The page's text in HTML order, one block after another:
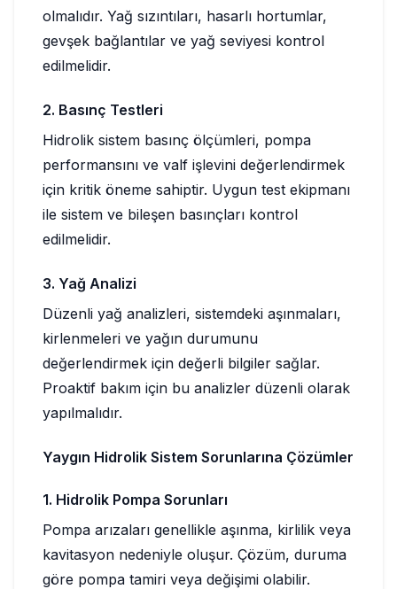
olmalıdır. Yağ sızıntıları, hasarlı hortumlar,
gevşek bağlantılar ve yağ seviyesi kontrol
edilmelidir.
2. Basınç Testleri
Hidrolik sistem basınç ölçümleri, pompa
performansını ve valf işlevini değerlendirmek
için kritik öneme sahiptir. Uygun test ekipmanı
ile sistem ve bileşen basınçları kontrol
edilmelidir.
3. Yağ Analizi
Düzenli yağ analizleri, sistemdeki aşınmaları,
kirlenmeleri ve yağın durumunu
değerlendirmek için değerli bilgiler sağlar.
Proaktif bakım için bu analizler düzenli olarak
yapılmalıdır.
Yaygın Hidrolik Sistem Sorunlarına Çözümler
1. Hidrolik Pompa Sorunları
Pompa arızaları genellikle aşınma, kirlilik veya
kavitasyon nedeniyle oluşur. Çözüm, duruma
göre pompa tamiri veya değişimi olabilir.